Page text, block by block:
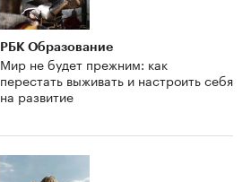
РБК Образование
Мир не будет прежним: как
перестать выживать и настроить себя
на развитие